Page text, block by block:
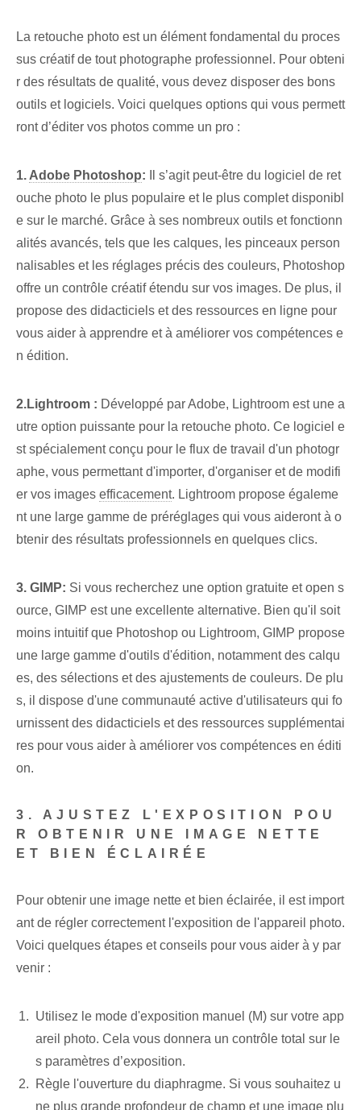
La retouche photo est un élément fondamental du proces
sus créatif de tout photographe professionnel. Pour obteni
r des résultats de qualité, vous devez disposer des bons
outils et logiciels. Voici quelques options qui vous permett
ront d’éditer vos photos comme un pro :
1. Adobe Photoshop: Il s’agit peut-être du logiciel de ret
ouche photo le plus populaire et le plus complet disponibl
e sur le marché. Grâce à ses nombreux outils et fonctionn
alités avancés, tels que les calques, les pinceaux person
nalisables et les réglages précis des couleurs, Photoshop
offre un contrôle créatif étendu sur vos images. De plus, il
propose des didacticiels et des ressources en ligne pour
vous aider à apprendre et à améliorer vos compétences e
n édition.
2.Lightroom : Développé par Adobe, Lightroom est une a
utre option puissante pour la retouche photo. Ce logiciel e
st spécialement conçu pour le flux de travail d'un photogr
aphe, vous permettant d'importer, d'organiser et de modifi
er vos images efficacement. Lightroom propose égaleme
nt une large gamme de préréglages qui vous aideront à o
btenir des résultats professionnels en quelques clics.
3. GIMP: Si vous recherchez une option gratuite et open s
ource, GIMP est une excellente alternative. Bien qu'il soit
moins intuitif que Photoshop ou Lightroom, GIMP propose
une large gamme d'outils d'édition, notamment des calqu
es, des sélections et des ajustements de couleurs. De plu
s, il dispose d'une communauté active d'utilisateurs qui fo
urnissent des didacticiels et des ressources supplémentai
res pour vous aider à améliorer vos compétences en éditi
on.
3. AJUSTEZ L'EXPOSITION POU
R OBTENIR UNE IMAGE NETTE
ET BIEN ÉCLAIRÉE
Pour obtenir une image nette et bien éclairée, il est import
ant de régler correctement l'exposition de l'appareil photo.
Voici quelques étapes et conseils pour vous aider à y par
venir :
Utilisez le mode d'exposition manuel (M) sur votre app
areil photo. Cela vous donnera un contrôle total sur le
s paramètres d’exposition.
Règle l'ouverture du diaphragme. Si vous souhaitez u
ne plus grande profondeur de champ et une image plu